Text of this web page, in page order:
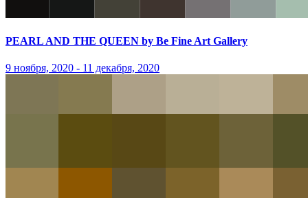
PEARL AND THE QUEEN by Be Fine Art Gallery
9 ноября, 2020 - 11 декабря, 2020